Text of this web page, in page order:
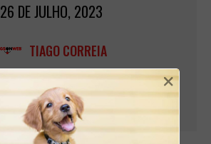
26 DE JULHO, 2023
TIAGO CORREIA
×